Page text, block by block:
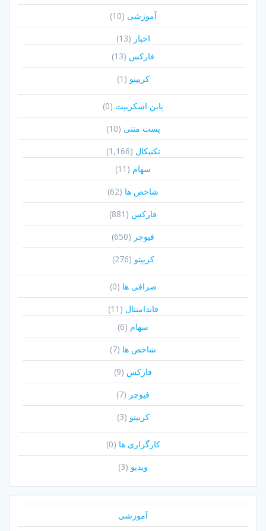
آموزشی (10)
اخبار (13)
فارکس (13)
کریپتو (1)
پاین اسکریپت (0)
پست متنی (10)
تکنیکال (1,166)
سهام (11)
شاخص ها (62)
فارکس (881)
فیوچر (650)
کریپتو (276)
صرافی ها (0)
فاندامنتال (11)
سهام (6)
شاخص ها (7)
فارکس (9)
فیوچر (7)
کریپتو (3)
کارگزاری ها (0)
ویدیو (3)
آموزشی